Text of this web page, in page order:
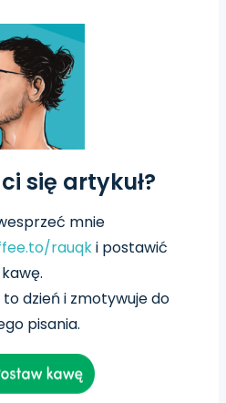
się artykuł?
mnie
rauqki postawić
kawę.
dzień i zmotywuje do
pisania.